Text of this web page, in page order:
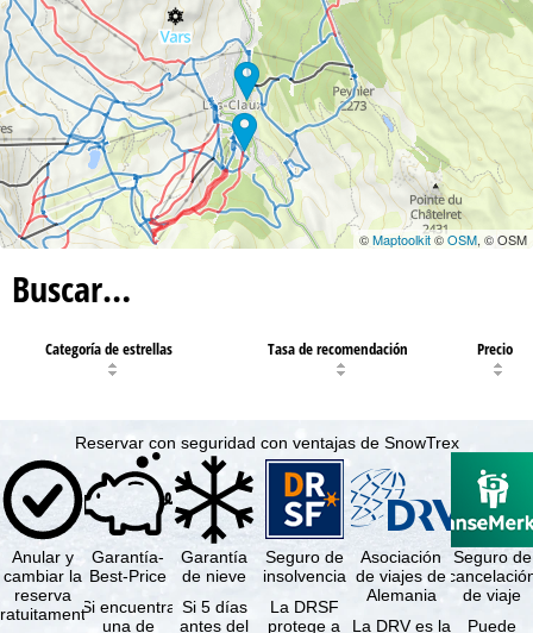
©Maptoolkit©OSM, © OSM
Buscar…
Categoría de estrellas Tasa de recomendación Precio
Reservar con seguridad con ventajas de SnowTrex
Anular y
cambiar la
reserva
Garantía-
Best-Price
Si encuentra
una de
Garantía
de nieve
Si 5 días
antes del
Seguro de
insolvencia
La DRSF
protege a
Asociación
de viajes de
Alemania
La DRV es la
Seguro de
de viaje
Puede